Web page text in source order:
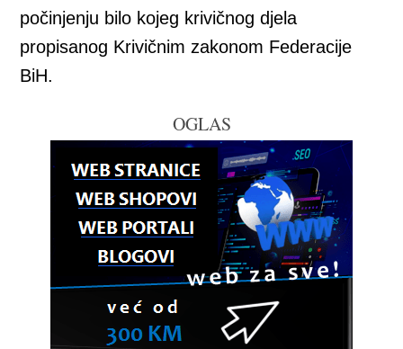
počinjenju bilo kojeg krivičnog djela
propisanog Krivičnim zakonom Federacije
BiH.
OGLAS